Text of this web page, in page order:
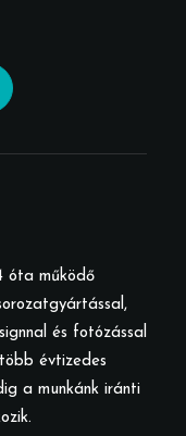
óta működő
és fotózással
évtizedes
a munkánk iránti